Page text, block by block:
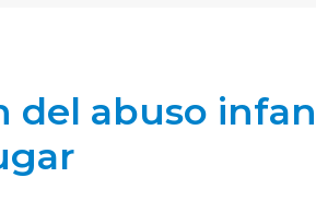
del abuso